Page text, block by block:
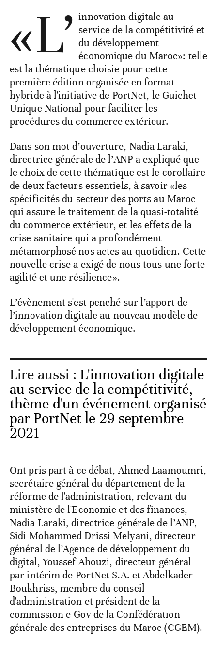
«L’ innovation digitale au
service de la compétitivité et
du développement
économique du Maroc»: telle
est la thématique choisie pour cette
première édition organisée en format
hybride à l'initiative de PortNet, le Guichet
Unique National pour faciliter les
procédures du commerce extérieur.
Dans son mot d’ouverture, Nadia Laraki,
directrice générale de l’ANP a expliqué que
le choix de cette thématique est le corollaire
de deux facteurs essentiels, à savoir «les
spécificités du secteur des ports au Maroc
qui assure le traitement de la quasi-totalité
du commerce extérieur, et les effets de la
crise sanitaire qui a profondément
métamorphosé nos actes au quotidien. Cette
nouvelle crise a exigé de nous tous une forte
agilité et une résilience».
L’évènement s'est penché sur l’apport de
l’innovation digitale au nouveau modèle de
développement économique.
Lire aussi : L'innovation digitale
au service de la compétitivité,
thème d'un événement organisé
par PortNet le 29 septembre
2021
Ont pris part à ce débat, Ahmed Laamoumri,
secrétaire général du département de la
réforme de l'administration, relevant du
ministère de l'Economie et des finances,
Nadia Laraki, directrice générale de l’ANP,
Sidi Mohammed Drissi Melyani, directeur
général de l’Agence de développement du
digital, Youssef Ahouzi, directeur général
par intérim de PortNet S.A. et Abdelkader
Boukhriss, membre du conseil
d'administration et président de la
commission e-Gov de la Confédération
générale des entreprises du Maroc (CGEM).